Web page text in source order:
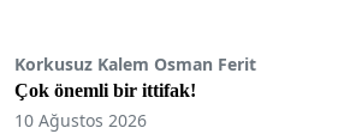
Korkusuz Kalem Osman Ferit
Çok önemli bir ittifak!
10 Ağustos 2026